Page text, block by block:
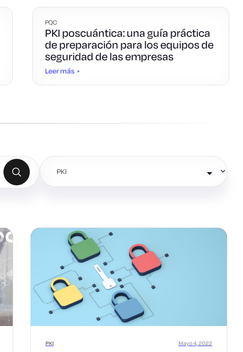
PQC
PKI poscuántica: una guía práctica
de preparación para los equipos de
seguridad de las empresas
Leer más
PKI Mayo 4, 2022